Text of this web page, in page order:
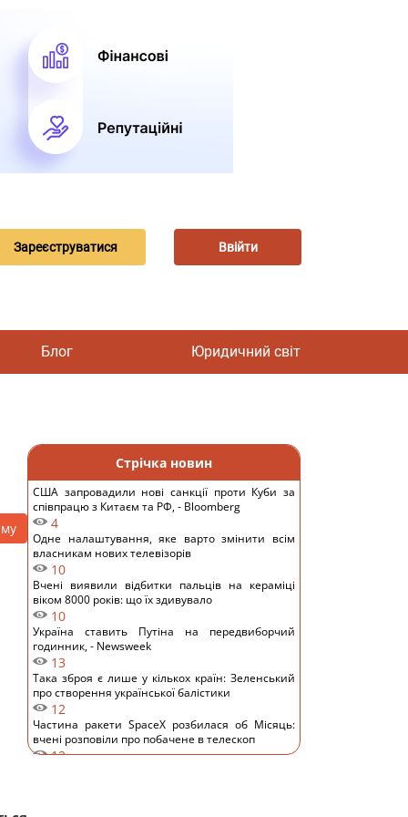
Зареєструватися Ввійти
Блог Юридичний світ
Стрічка новин
США запровадили нові санкції проти Куби за
співпрацю з Китаєм та РФ, - Bloomberg
4
Одне налаштування, яке варто змінити всім
власникам нових телевізорів
10
Вчені виявили відбитки пальців на кераміці
віком 8000 років: що їх здивувало
10
Україна ставить Путіна на передвиборчий
годинник, - Newsweek
13
Така зброя є лише у кількох країн: Зеленський
про створення української балістики
12
Частина ракети SpaceX розбилася об Місяць:
вчені розповіли про побачене в телескоп
12